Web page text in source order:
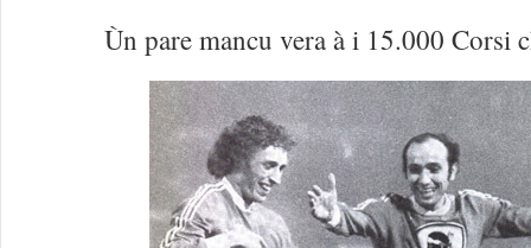
Ùn pare mancu vera à i 15.000 Corsi